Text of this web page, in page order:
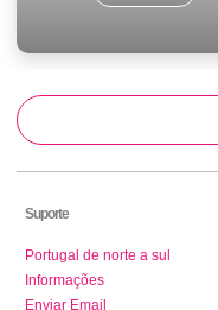
Suporte
Portugal de norte a sul
Informações
Enviar Email